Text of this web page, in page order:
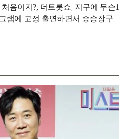
음이지?, 더트롯쇼, 지구에 무슨1
램에 고정 출연하면서 승승장구